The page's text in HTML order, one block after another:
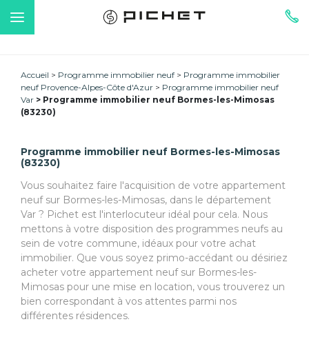
Accueil Programme immobilier neuf
Programme immobilier
neuf Provence-Alpes-Côte d'Azur
Programme immobilier neuf
Var
Programme immobilier neuf Bormes-les-Mimosas
(83230)
Programme immobilier neuf Bormes-les-Mimosas
(83230)
Vous souhaitez faire l'acquisition de votre appartement
neuf sur Bormes-les-Mimosas, dans le département
Var ? Pichet est l'interlocuteur idéal pour cela. Nous
mettons à votre disposition des programmes neufs au
sein de votre commune, idéaux pour votre achat
immobilier. Que vous soyez primo-accédant ou désiriez
acheter votre appartement neuf sur Bormes-les-
Mimosas pour une mise en location, vous trouverez un
bien correspondant à vos attentes parmi nos
différentes résidences.